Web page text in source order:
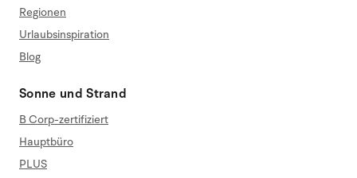
Regionen
Urlaubsinspiration
Blog
Sonne und Strand
B Corp-zertifiziert
Hauptbüro
PLUS